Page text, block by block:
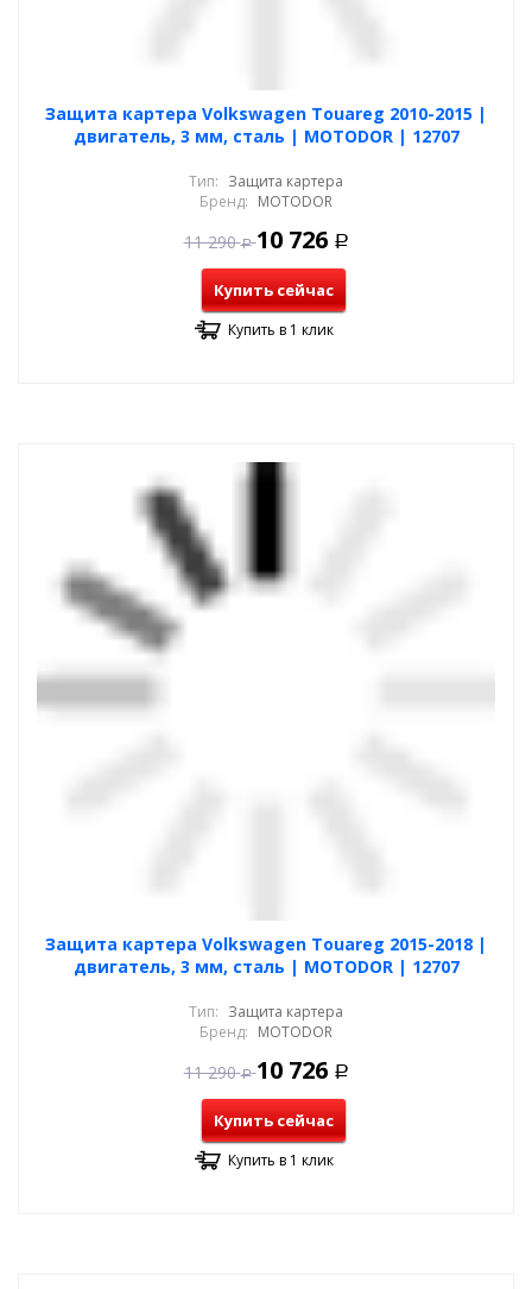
Защита картера Volkswagen Touareg 2010-2015 |
двигатель, 3 мм, сталь | MOTODOR | 12707
Тип: Защита картера
Бренд: MOTODOR
11 290 Р 10 726 Р
Купить сейчас
Купить в 1 клик
Защита картера Volkswagen Touareg 2015-2018 |
двигатель, 3 мм, сталь | MOTODOR | 12707
Тип: Защита картера
Бренд: MOTODOR
11 290 Р 10 726 Р
Купить сейчас
Купить в 1 клик